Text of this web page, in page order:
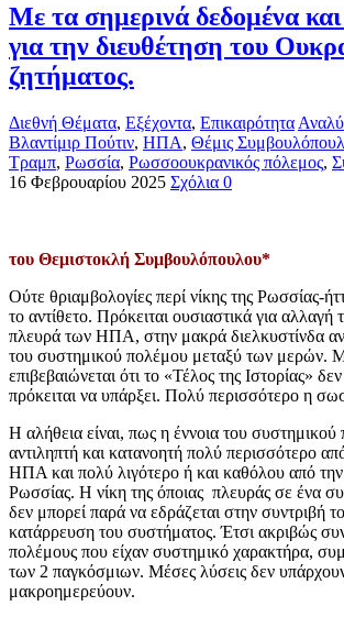
Με τα σημερινά δεδομένα και
για την διευθέτηση του
ζητήματος.
Διεθνή Θέματα, Εξέχοντα, Επικαιρότητα
Βλαντίμιρ Πούτιν, ΗΠΑ, Θέμις
Τραμπ, Ρωσσία, Ρωσσοουκρανικός πόλεμος,
16 Φεβρουαρίου 2025 Σχόλια 0
του Θεμιστοκλή Συμβουλόπουλου*
Ούτε θριαμβολογίες περί νίκης της Ρωσσίας-
το αντίθετο. Πρόκειται ουσιαστικά για αλλαγή
πλευρά των ΗΠΑ, στην μακρά διελκυστίνδα
του συστημικού πολέμου μεταξύ των μερών.
επιβεβαιώνεται ότι το «Τέλος της Ιστορίας»
πρόκειται να υπάρξει. Πολύ περισσότερο η
Η αλήθεια είναι, πως η έννοια του συστημικού
αντιληπτή και κατανοητή πολύ περισσότερο
ΗΠΑ και πολύ λιγότερο ή και καθόλου από
Ρωσσίας. Η νίκη της όποιας πλευράς σε ένα
δεν μπορεί παρά να εδράζεται στην συντριβή
κατάρρευση του συστήματος. Έτσι ακριβώς
πολέμους που είχαν συστημικό χαρακτήρα,
των 2 παγκόσμιων. Μέσες λύσεις δεν
μακροημερεύουν.